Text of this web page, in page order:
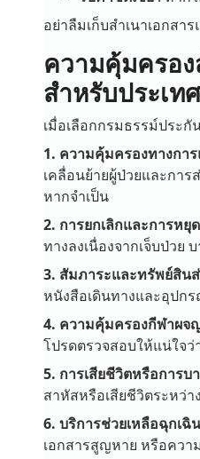
อย่าลืมเก็บสำเนาเอกส
ความคุ้มครอ
สำหรับประเท
เมื่อเลือกกรมธรรม์ประ
1. ความคุ้มครองทางกา
เคลื่อนย้ายผู้ป่วยและกา
หากจำเป็น
2. การยกเลิกและการหยุ
ทางลงเนื่องจากเจ็บป่วย
3. สัมภาระและทรัพย์สิน
หนังสือเดินทางและอุปก
4. ความคุ้มครองกีฬาผจ
โปรดตรวจสอบให้แน่ใจ
5. การเสียชีวิตหรือการบ
สาหัสหรือเสียชีวิตระหว่า
6. บริการช่วยเหลือฉุกเฉิ
เอกสารสูญหาย หรือคว